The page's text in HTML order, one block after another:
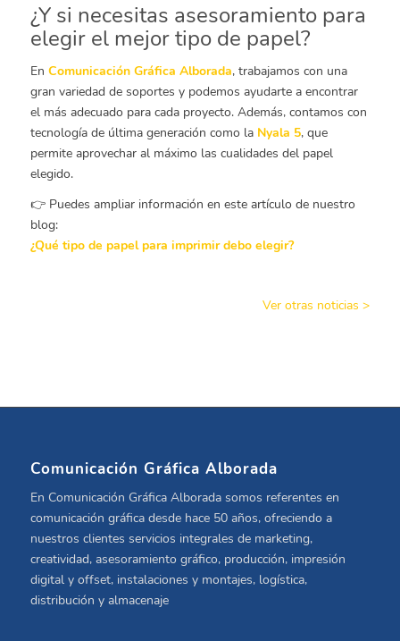
¿Y si necesitas asesoramiento para
elegir el mejor tipo de papel?
En Comunicación Gráfica Alborada, trabajamos con una
gran variedad de soportes y podemos ayudarte a encontrar
el más adecuado para cada proyecto. Además, contamos con
tecnología de última generación como la Nyala 5, que
permite aprovechar al máximo las cualidades del papel
elegido.
👉 Puedes ampliar información en este artículo de nuestro
blog:
¿Qué tipo de papel para imprimir debo elegir?
Ver otras noticias >
Comunicación Gráfica Alborada
En Comunicación Gráfica Alborada somos referentes en
comunicación gráfica desde hace 50 años, ofreciendo a
nuestros clientes servicios integrales de marketing,
creatividad, asesoramiento gráfico, producción, impresión
digital y offset, instalaciones y montajes, logística,
distribución y almacenaje